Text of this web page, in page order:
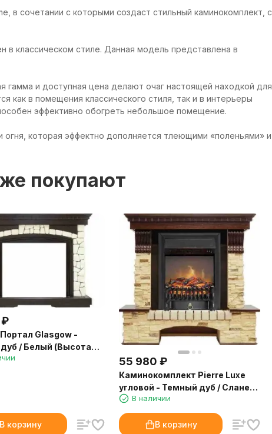
в сочетании с которыми создаст стильный каминокомплект, с
в классическом стиле. Данная модель представлена в
гамма и доступная цена делают очаг настоящей находкой для
как в помещения классического стиля, так и в интерьеры
эффективно обогреть небольшое помещение.
огня, которая эффектно дополняется тлеющими «поленьями» и
покупают
₽
Glasgow -
/ Белый (Высота
В корзину
55 980 ₽
Каминокомплект Pierre Luxe
угловой - Темный дуб / Сланец
с очагом Fobos FX M Black RC
В наличии
В корзину